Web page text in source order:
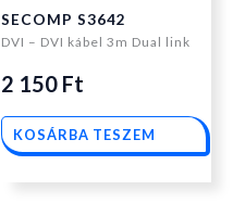
SECOMP S3642
DVI – DVI kábel 3m Dual link
2 150 Ft
KOSÁRBA TESZEM